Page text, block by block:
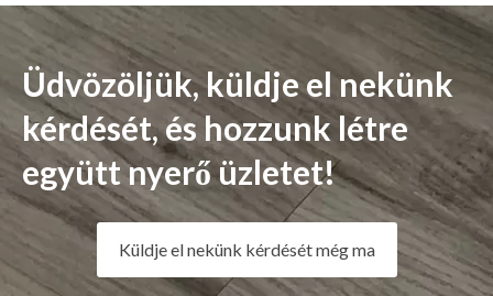
Üdvözöljük, küldje el nekünk
kérdését, és hozzunk létre
együtt nyerő üzletet!
Küldje el nekünk kérdését még ma